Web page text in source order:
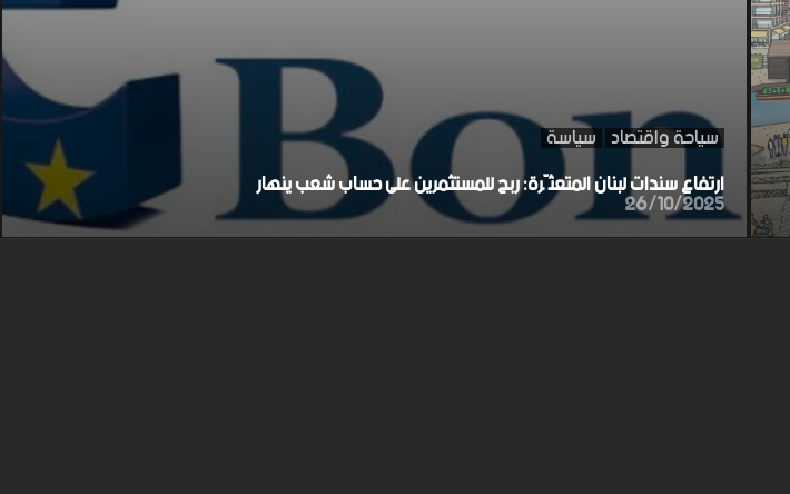
سياحة واقتصاد سياسة
ارتفاع سندات لبنان المتعثّرة: ربح للمستثمرين على حساب شعب ينهار
26/10/2025